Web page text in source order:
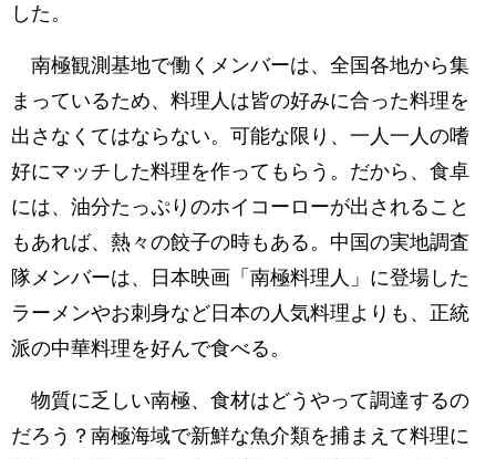
した。
南極観測基地で働くメンバーは、全国各地から集
まっているため、料理人は皆の好みに合った料理を
出さなくてはならない。可能な限り、一人一人の嗜
好にマッチした料理を作ってもらう。だから、食卓
には、油分たっぷりのホイコーローが出されること
もあれば、熱々の餃子の時もある。中国の実地調査
隊メンバーは、日本映画「南極料理人」に登場した
ラーメンやお刺身など日本の人気料理よりも、正統
派の中華料理を好んで食べる。
物質に乏しい南極、食材はどうやって調達するの
だろう？南極海域で新鮮な魚介類を捕まえて料理に